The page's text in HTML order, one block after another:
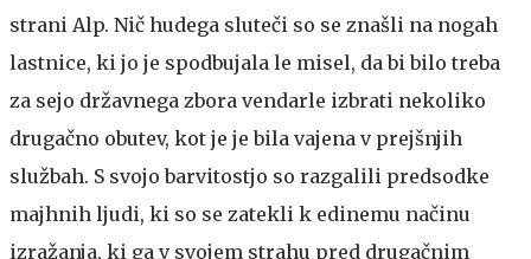
strani Alp. Nič hudega sluteči so se znašli na nogah
lastnice, ki jo je spodbujala le misel, da bi bilo treba
za sejo državnega zbora vendarle izbrati nekoliko
drugačno obutev, kot je je bila vajena v prejšnjih
službah. S svojo barvitostjo so razgalili predsodke
majhnih ljudi, ki so se zatekli k edinemu načinu
izražanja, ki ga v svojem strahu pred drugačnim